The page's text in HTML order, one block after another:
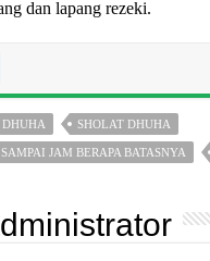
dan lapang rezeki.
SHOLAT DHUHA
JAM BERAPA BATASNYA